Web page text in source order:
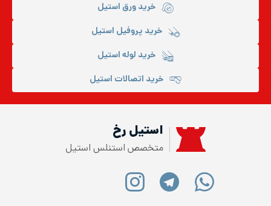
خرید ورق استیل
خرید پروفیل استیل
خرید لوله استیل
خرید اتصالات استیل
استیل رخ
متخصص استنلس استیل